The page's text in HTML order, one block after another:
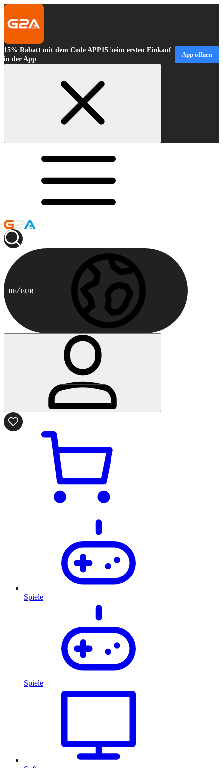
15% Rabatt mit dem Code APP15 beim ersten Einkauf
in der App
App öffnen
DE EUR
Spiele
Spiele